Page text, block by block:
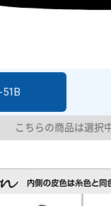
51B
こちらの商品は選択